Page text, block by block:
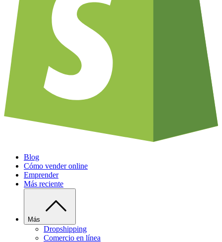
Blog
Cómo vender online
Emprender
Más reciente
Más
Dropshipping
Comercio en línea